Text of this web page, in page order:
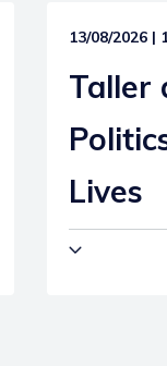
13/08/2026 |
Taller
Lives